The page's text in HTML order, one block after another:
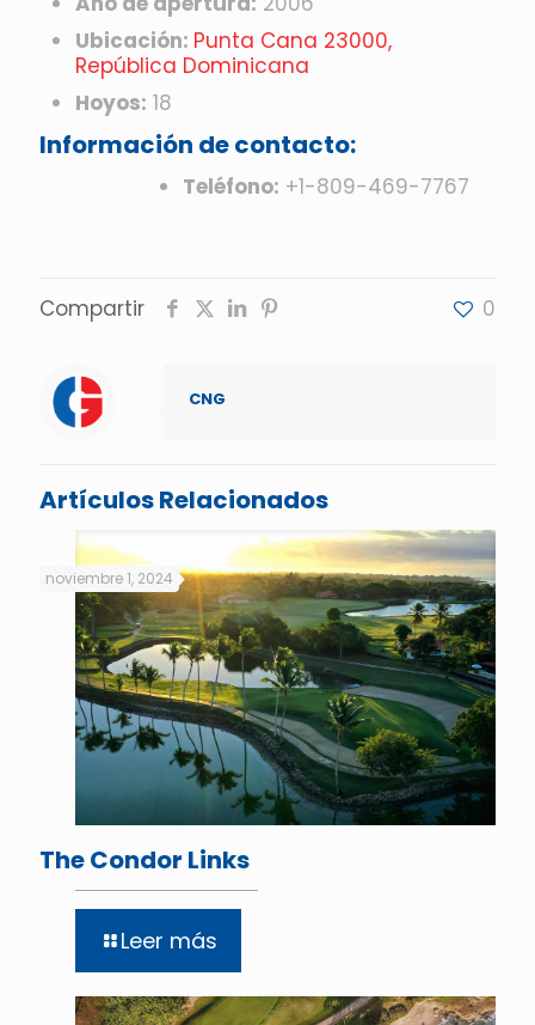
Ubicación: Punta Cana 23000,
República Dominicana
Hoyos: 18
Información de contacto:
Teléfono: +1-809-469-7767
Compartir 0
CNG
Artículos Relacionados
noviembre 1, 2024
The Condor Links
Leer más